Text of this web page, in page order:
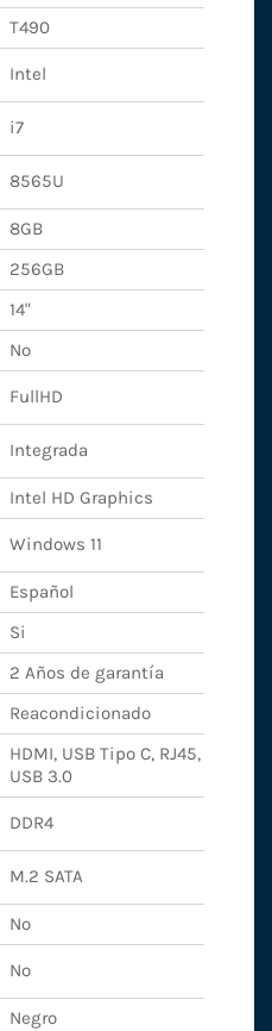
T490
Intel
i7
8565U
8GB
256GB
14"
No
FullHD
Integrada
Intel HD Graphics
Windows 11
Español
Si
2 Años de garantía
Reacondicionado
HDMI, USB Tipo C, RJ45,
USB 3.0
DDR4
M.2 SATA
No
No
Negro